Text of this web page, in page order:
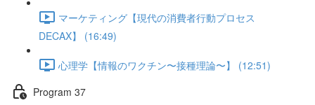
マーケティング【現代の消費者行動プロセス
DECAX】 (16:49)
心理学【情報のワクチン〜接種理論〜】 (12:51)
Program 37